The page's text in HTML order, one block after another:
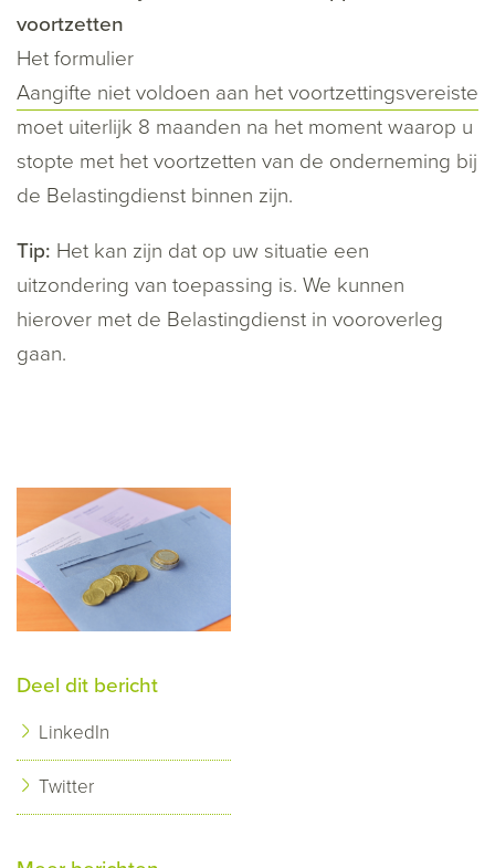
voortzetten
Het formulier
Aangifte niet voldoen aan het voortzettingsvereiste
moet uiterlijk 8 maanden na het moment waarop u
stopte met het voortzetten van de onderneming bij
de Belastingdienst binnen zijn.
Tip: Het kan zijn dat op uw situatie een
uitzondering van toepassing is. We kunnen
hierover met de Belastingdienst in vooroverleg
gaan.
Deel dit bericht
LinkedIn
Twitter